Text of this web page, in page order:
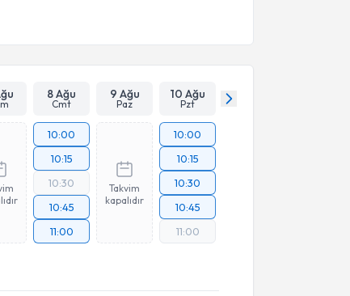
8 Ağu
Cmt
9 Ağu
Paz
10 Ağu
Pzt
10:00
10:15
10:30
10:45
11:00
Takvim
kapalıdır
10:00
10:15
10:30
10:45
11:00